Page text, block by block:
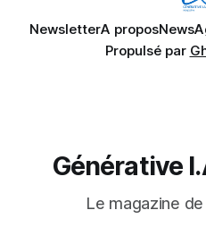
NewsletterA proposNews
Propulsé par
Générative
Le magazine